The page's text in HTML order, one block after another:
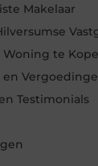
Makelaar
en
Testimonials